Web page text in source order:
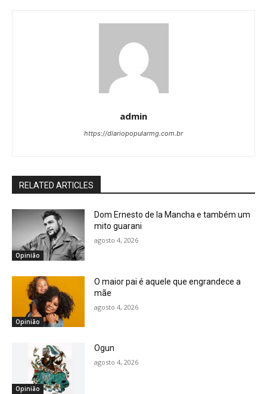
admin
https://diariopopularmg.com.br
RELATED ARTICLES
Opinião
Dom Ernesto de la Mancha e também um
mito guarani
agosto 4, 2026
Opinião
O maior pai é aquele que engrandece a
mãe
agosto 4, 2026
Opinião
Ogun
agosto 4, 2026